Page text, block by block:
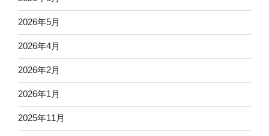
2026年5月
2026年4月
2026年2月
2026年1月
2025年11月